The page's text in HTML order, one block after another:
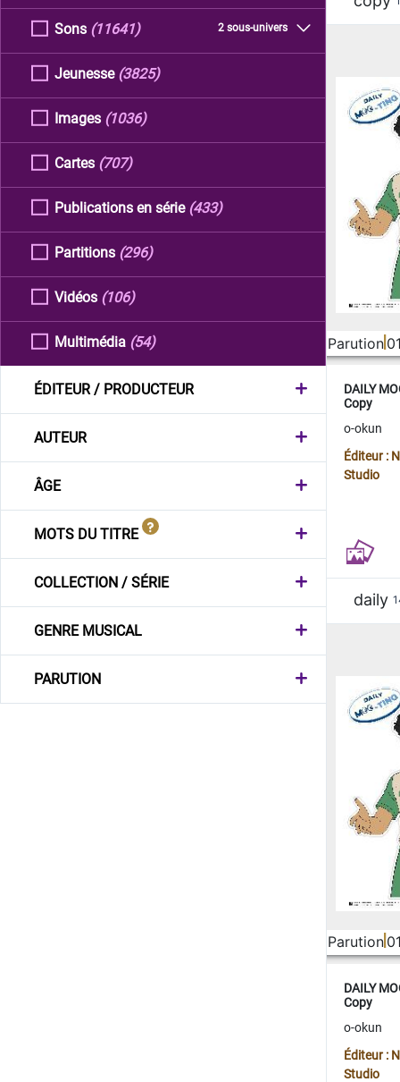
Sons 2 sous-univers
(11641)
Jeunesse (3825)
Images (1036)
Cartes (707)
Publications en série (433)
Partitions (296)
Vidéos (106)
Multimédia (54)
ÉDITEUR / PRODUCTEUR
AUTEUR
ÂGE
MOTS DU TITRE
COLLECTION / SÉRIE
GENRE MUSICAL
PARUTION
Parution
DAILY
Copy
o-okun
Éditeur :
Studio
daily
Parution
DAILY
Copy
o-okun
Éditeur :
Studio